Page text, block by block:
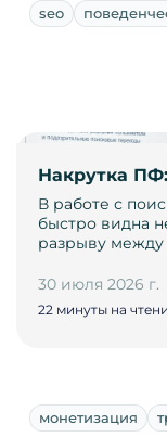
seo
Накрутка
В работе с
быстро видна
разрыву
30 июля 2026 г.
22 минуты на
монетизация